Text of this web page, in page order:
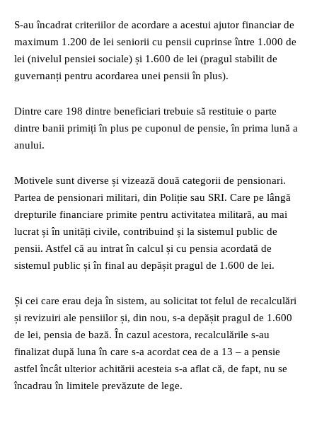
S-au încadrat criteriilor de acordare a acestui ajutor financiar de
maximum 1.200 de lei seniorii cu pensii cuprinse între 1.000 de
lei (nivelul pensiei sociale) și 1.600 de lei (pragul stabilit de
guvernanți pentru acordarea unei pensii în plus).
Dintre care 198 dintre beneficiari trebuie să restituie o parte
dintre banii primiți în plus pe cuponul de pensie, în prima lună a
anului.
Motivele sunt diverse și vizează două categorii de pensionari.
Partea de pensionari militari, din Poliție sau SRI. Care pe lângă
drepturile financiare primite pentru activitatea militară, au mai
lucrat și în unități civile, contribuind și la sistemul public de
pensii. Astfel că au intrat în calcul și cu pensia acordată de
sistemul public și în final au depășit pragul de 1.600 de lei.
Și cei care erau deja în sistem, au solicitat tot felul de recalculări
și revizuiri ale pensiilor și, din nou, s-a depășit pragul de 1.600
de lei, pensia de bază. În cazul acestora, recalculările s-au
finalizat după luna în care s-a acordat cea de a 13 – a pensie
astfel încât ulterior achitării acesteia s-a aflat că, de fapt, nu se
încadrau în limitele prevăzute de lege.